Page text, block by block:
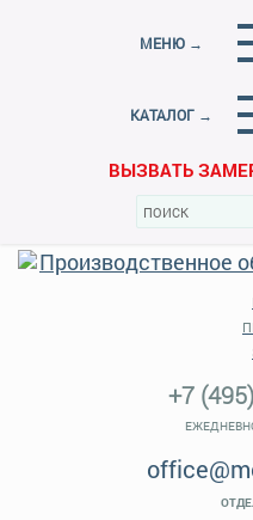
МЕНЮ →
КАТАЛОГ →
ВЫЗВАТЬ
+7